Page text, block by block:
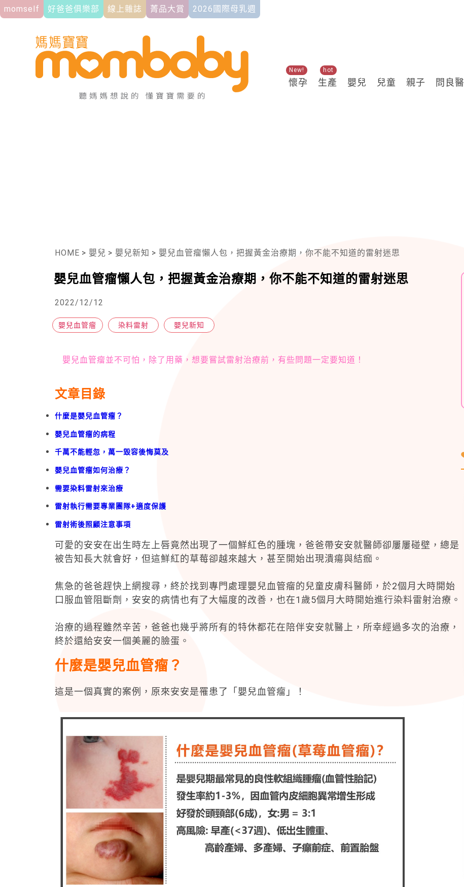
momself 好爸爸俱樂部 線上雜誌 菁品大賞 2026國際母乳週
懷孕
New!
生產
hot
嬰兒 兒童 親子 問良醫
HOME > 嬰兒 > 嬰兒新知 > 嬰兒血管瘤懶人包，把握黃金治療期，你不能不知道的雷射迷思
嬰兒血管瘤懶人包，把握黃金治療期，你不能不知道的雷射迷思
2022/12/12
嬰兒血管瘤 染料雷射 嬰兒新知
嬰兒血管瘤並不可怕，除了用藥，想要嘗試雷射治療前，有些問題一定要知道！
文章目錄
什麼是嬰兒血管瘤？
嬰兒血管瘤的病程
千萬不能輕忽，萬一毀容後悔莫及
嬰兒血管瘤如何治療？
需要染料雷射來治療
雷射執行需要專業團隊+適度保護
雷射術後照顧注意事項
可愛的安安在出生時左上唇竟然出現了一個鮮紅色的腫塊，爸爸帶安安就醫師卻屢屢碰壁，總是
被告知長大就會好，但這鮮紅的草莓卻越來越大，甚至開始出現潰瘍與結痂。
焦急的爸爸趕快上網搜尋，終於找到專門處理嬰兒血管瘤的兒童皮膚科醫師，於2個月大時開始
口服血管阻斷劑，安安的病情也有了大幅度的改善，也在1歲5個月大時開始進行染料雷射治療。
治療的過程雖然辛苦，爸爸也幾乎將所有的特休都花在陪伴安安就醫上，所幸經過多次的治療，
終於還給安安一個美麗的臉蛋。
什麼是嬰兒血管瘤？
這是一個真實的案例，原來安安是罹患了「嬰兒血管瘤」！